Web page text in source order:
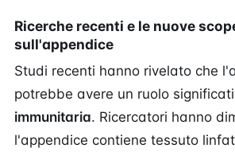
Ricerche recenti e le nuove
sull'appendice
Studi recenti hanno rivelato che
potrebbe avere un ruolo
immunitaria. Ricercatori hanno
l'appendice contiene tessuto